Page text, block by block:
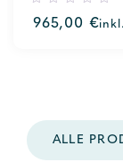
out
965,00 €
ALLE